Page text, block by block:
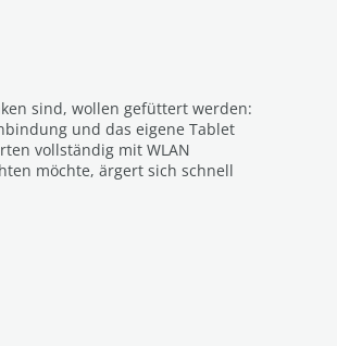
sind, wollen gefüttert werden:
und das eigene Tablet
vollständig mit WLAN
möchte, ärgert sich schnell